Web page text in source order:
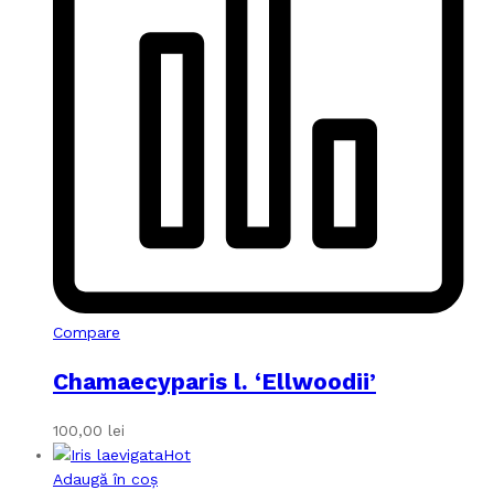
Compare
Chamaecyparis l. ‘Ellwoodii’
100,00 lei
Hot
Adaugă în coș